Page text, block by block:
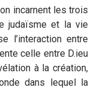
incarnent les trois
judaïsme et la vie
l’interaction entre
celle entre D.ieu
à la création,
dans lequel la